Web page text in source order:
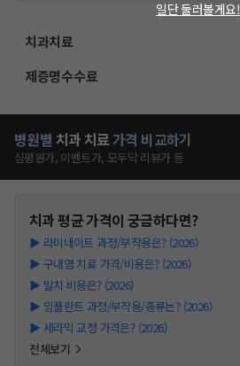
치과치료
제증명수수료
병원별 치과 치료가격 비교하기
심평원가, 이벤트가, 모두닥 리뷰가 등
치과평균 가격이 궁금하다면?
▶ 라미네이트 과정/부작용은? (2026)
▶ 구내염 치료 가격/비용은? (2026)
▶ 발치 비용은? (2026)
▶ 임플란트 과정/부작용/종류는? (2026)
▶ 세라믹 교정 가격은? (2026)
전체보기
일단 둘러볼게요!